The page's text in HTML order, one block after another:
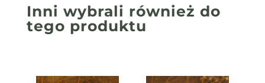
Inni wybrali również do
tego produktu